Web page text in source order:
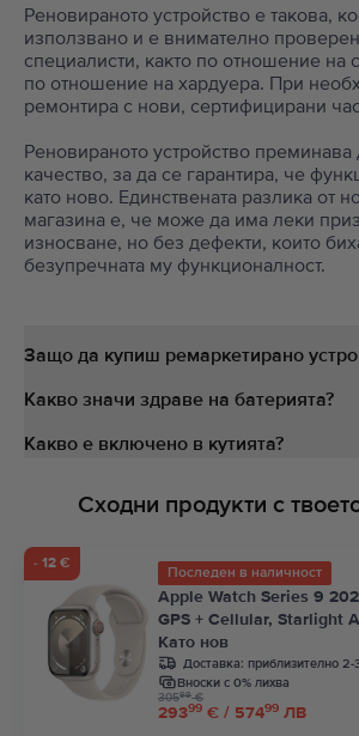
Реновираното устройство е такова,
използвано и е внимателно
специалисти, както по отношение на
по отношение на хардуера. При
ремонтира с нови, сертифицирани
Реновираното устройство преминава
качество, за да се гарантира, че
като ново. Единствената разлика от
магазина е, че може да има леки
износване, но без дефекти, които
безупречната му функционалност.
Защо да купиш ремаркетирано
Какво значи здраве на батерията?
Какво е включено в кутията?
Сходни продукти с
- 12 €
Последен в наличност
Apple Watch Series 9
GPS + Cellular, Starlight
Като нов
Доставка: приблизително 2-
Вноски с 0% лихва
29399 € / 57499 ЛВ
30599€